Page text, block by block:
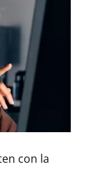
con la